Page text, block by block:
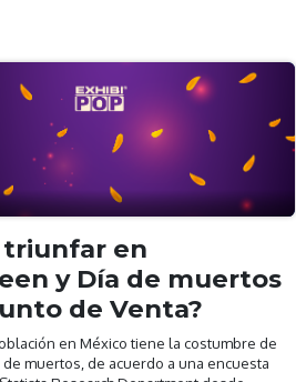
triunfar en
y Día de muertos
de Venta?
en México tiene la costumbre de
muertos, de acuerdo a una encuesta